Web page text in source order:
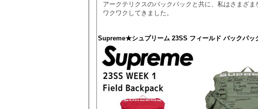
アークテリクスのバックパックと共に、私はさまざ
ワクワクしてきました。
Supreme★シュプリーム 23SS フィールド バックパッ